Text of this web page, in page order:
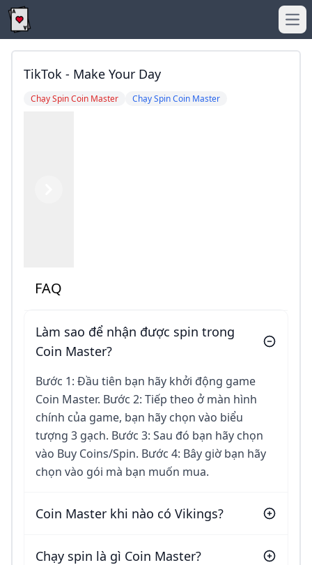
TikTok - Make Your Day
Chạy Spin Coin Master Chạy Spin Coin Master
FAQ
Làm sao để nhận được spin trong
Coin Master?
Bước 1: Đầu tiên bạn hãy khởi động game
Coin Master. Bước 2: Tiếp theo ở màn hình
chính của game, bạn hãy chọn vào biểu
tượng 3 gạch. Bước 3: Sau đó bạn hãy chọn
vào Buy Coins/Spin. Bước 4: Bây giờ bạn hãy
chọn vào gói mà bạn muốn mua.
Coin Master khi nào có Vikings?
Chạy spin là gì Coin Master?